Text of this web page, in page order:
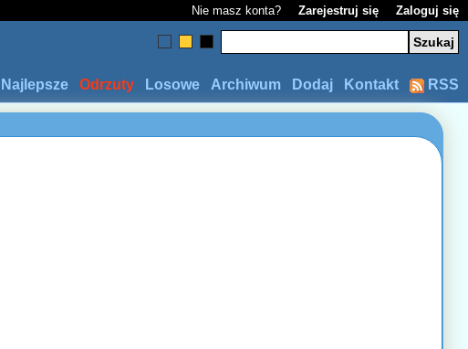
Nie masz konta? Zarejestruj się Zaloguj się
RSS
Kontakt
Dodaj
Archiwum
Losowe
Odrzuty
Najlepsze